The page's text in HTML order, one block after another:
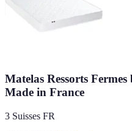
Matelas Ressorts
Made in France
3 Suisses FR